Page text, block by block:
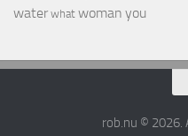
water what woman you
rob.nu © 2026.